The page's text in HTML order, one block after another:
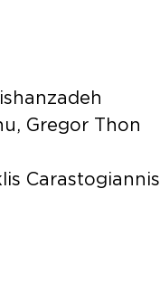
Gregor Thon
Carastogiannis